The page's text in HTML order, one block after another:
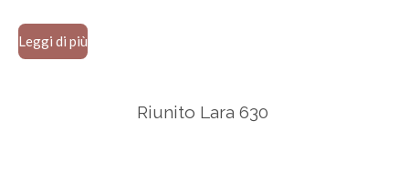
Leggi di più
Riunito Lara 630